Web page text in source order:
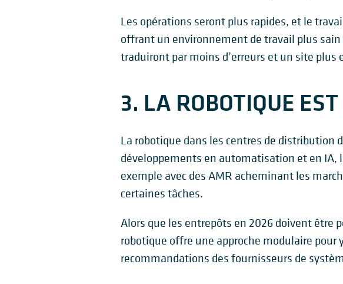
Les opérations seront plus rapides, et le
offrant un environnement de travail plus
traduiront par moins d’erreurs et un site plus
3. LA ROBOTIQUE
La robotique dans les centres de distribution
développements en automatisation et en IA,
exemple avec des AMR acheminant les
certaines tâches.
Alors que les entrepôts en 2026 doivent être
robotique offre une approche modulaire pour
recommandations des fournisseurs de